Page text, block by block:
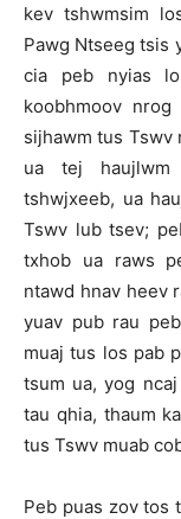
kev tshwmsim
Pawg Ntseeg tsis
cia peb nyias
koobhmoov
sijhawm tus Tswv
ua tej haujlwm
tshwjxeeb, ua
Tswv lub tsev;
txhob ua raws
ntawd hnav heev
yuav pub rau
muaj tus los pab
tsum ua, yog
tau qhia, thaum
tus Tswv muab
Peb puas zov tos